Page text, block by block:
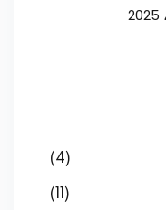
(4)
(11)